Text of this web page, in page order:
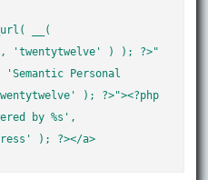
__(
'twentytwelve' ) ); ?>"
Personal
); ?>"><?php
by %s',
); ?></a>